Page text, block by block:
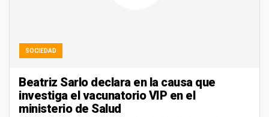
SOCIEDAD
Beatriz Sarlo declara en la causa que
investiga el vacunatorio VIP en el
ministerio de Salud